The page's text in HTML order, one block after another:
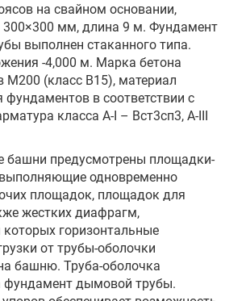
на свайном основании,
300×300 мм, длина 9 м. Фундамент
выполнен стаканного типа.
-4,000 м. Марка бетона
М200 (класс В15), материал
в соответствии с
класса А-I – Вст3сп3, А-III
башни предусмотрены площадки-
одновременно
площадок, площадок для
жестких диафрагм,
которых горизонтальные
от трубы-оболочки
башню. Труба-оболочка
фундамент дымовой трубы.